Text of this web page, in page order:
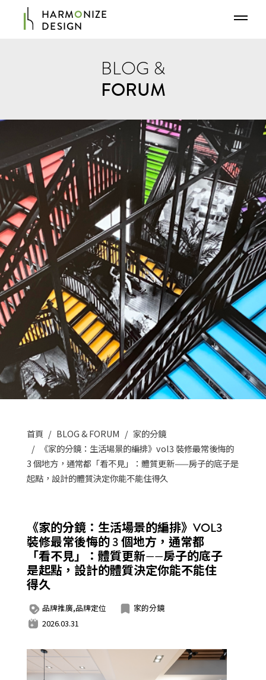
HARMONIZE
DESIGN
BLOG &
FORUM
首頁 BLOG & FORUM
家的分鏡
《家的分鏡：生活場景的編排》vol3 裝修最常後悔的
3 個地方，通常都「看不見」：體質更新——房子的底子是
起點，設計的體質決定你能不能住得久
《家的分鏡：生活場景的編排》VOL3
裝修最常後悔的 3 個地方，通常都
「看不見」：體質更新——房子的底子
是起點，設計的體質決定你能不能住
得久
品牌推廣,品牌定位
家的分鏡
2026.03.31